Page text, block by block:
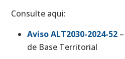
Consulte aqui:
Aviso ALT2030-2024-52
de Base Territorial